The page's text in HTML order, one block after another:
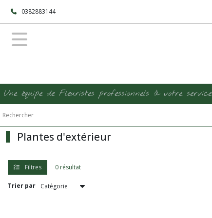
0382883144
Une équipe de Fleuristes professionnels à votre service
Plantes d'extérieur
Filtres 0 résultat
Trier par
Fermer
FILTRES
Afficher
résultats